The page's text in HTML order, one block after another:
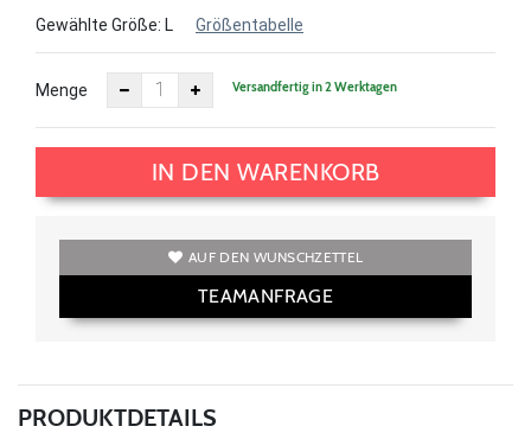
Gewählte Größe: L Größentabelle
Menge Versandfertig in 2 Werktagen
IN DEN WARENKORB
AUF DEN WUNSCHZETTEL
TEAMANFRAGE
PRODUKTDETAILS